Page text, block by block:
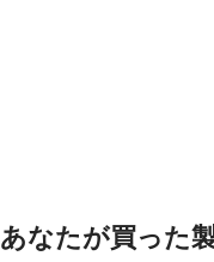
あなたが買った